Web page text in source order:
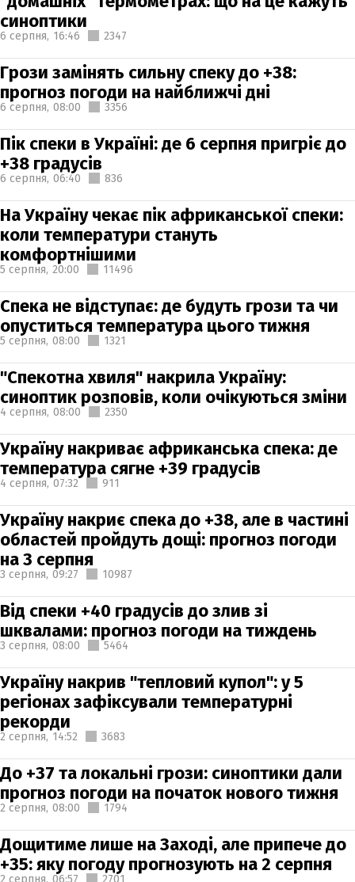
синоптики
6 серпня, 16:46 2347
Грози замінять сильну спеку до +38:
прогноз погоди на найближчі дні
6 серпня, 08:00 3356
Пік спеки в Україні: де 6 серпня пригріє до
+38 градусів
6 серпня, 06:40 836
На Україну чекає пік африканської спеки:
коли температури стануть
комфортнішими
5 серпня, 20:00 11496
Спека не відступає: де будуть грози та чи
опуститься температура цього тижня
5 серпня, 08:00 1321
"Спекотна хвиля" накрила Україну:
синоптик розповів, коли очікуються зміни
4 серпня, 08:00 2350
Україну накриває африканська спека: де
температура сягне +39 градусів
4 серпня, 07:32 911
Україну накриє спека до +38, але в частині
областей пройдуть дощі: прогноз погоди
на 3 серпня
3 серпня, 09:27 10987
Від спеки +40 градусів до злив зі
шквалами: прогноз погоди на тиждень
3 серпня, 08:00 5464
Україну накрив "тепловий купол": у 5
регіонах зафіксували температурні
рекорди
2 серпня, 14:52 3683
До +37 та локальні грози: синоптики дали
прогноз погоди на початок нового тижня
2 серпня, 08:00 1794
Дощитиме лише на Заході, але припече до
+35: яку погоду прогнозують на 2 серпня
2 серпня, 06:57 2701